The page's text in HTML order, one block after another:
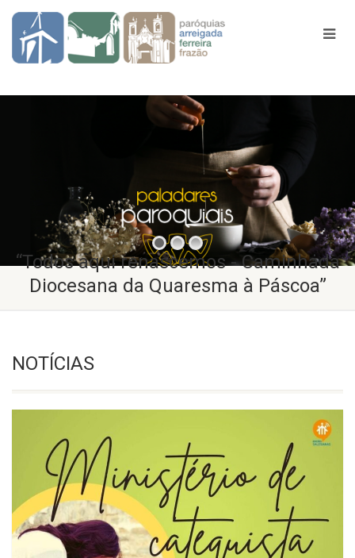
Todos aqui renascemos - Caminhada
Diocesana da Quaresma à Páscoa
NOTÍCIAS